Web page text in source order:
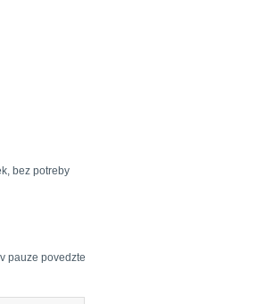
bez potreby
pauze povedzte